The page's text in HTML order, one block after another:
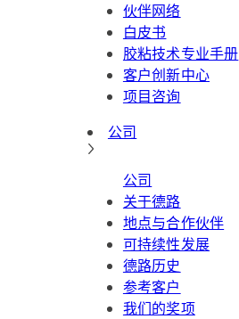
伙伴网络
白皮书
胶粘技术专业手册
客户创新中心
项目咨询
公司
公司
关于德路
地点与合作伙伴
可持续性发展
德路历史
参考客户
我们的奖项